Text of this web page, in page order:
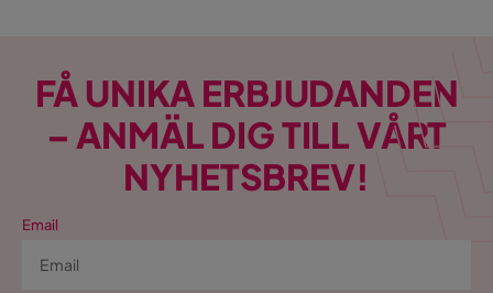
FÅ UNIKA ERBJUDANDEN
– ANMÄL DIG TILL VÅRT
NYHETSBREV!
Email